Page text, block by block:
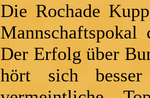
Die Rochade
Der Erfolg über
hört sich